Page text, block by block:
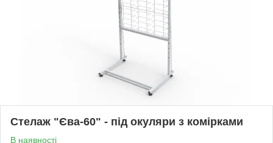
Стелаж "Єва-60" - під окуляри з комірками
В наявності